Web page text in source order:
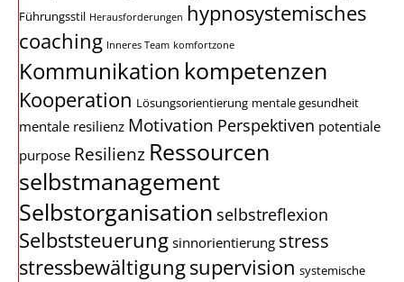
Führungsstil Herausforderungen hypnosystemisches
coaching Inneres Team komfortzone
Kommunikation kompetenzen
Kooperation Lösungsorientierung mentale gesundheit
mentale resilienz Motivation Perspektiven potentiale
purpose Resilienz Ressourcen
selbstmanagement
Selbstorganisation selbstreflexion
Selbststeuerung sinnorientierung stress
stressbewältigungsupervision systemische